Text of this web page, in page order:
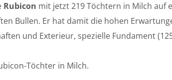
Rubicon mit jetzt 219 Töchtern in Milch auf
Bullen. Er hat damit die hohen
und Exterieur, spezielle Fundament
Töchter in Milch.